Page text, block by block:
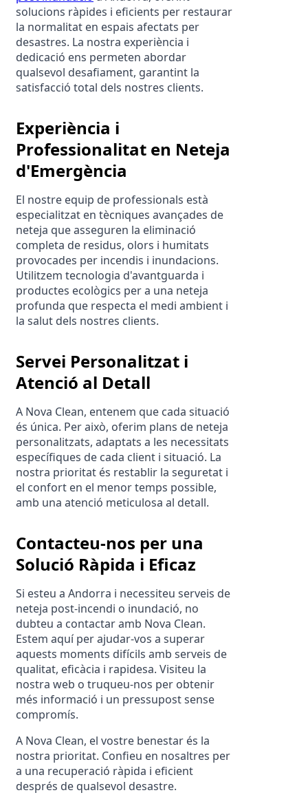
solucions ràpides i eficients per restaurar
la normalitat en espais afectats per
desastres. La nostra experiència i
dedicació ens permeten abordar
qualsevol desafiament, garantint la
satisfacció total dels nostres clients.
Experiència i
Professionalitat en Neteja
d'Emergència
El nostre equip de professionals està
especialitzat en tècniques avançades de
neteja que asseguren la eliminació
completa de residus, olors i humitats
provocades per incendis i inundacions.
Utilitzem tecnologia d'avantguarda i
productes ecològics per a una neteja
profunda que respecta el medi ambient i
la salut dels nostres clients.
Servei Personalitzat i
Atenció al Detall
A Nova Clean, entenem que cada situació
és única. Per això, oferim plans de neteja
personalitzats, adaptats a les necessitats
específiques de cada client i situació. La
nostra prioritat és restablir la seguretat i
el confort en el menor temps possible,
amb una atenció meticulosa al detall.
Contacteu-nos per una
Solució Ràpida i Eficaz
Si esteu a Andorra i necessiteu serveis de
neteja post-incendi o inundació, no
dubteu a contactar amb Nova Clean.
Estem aquí per ajudar-vos a superar
aquests moments difícils amb serveis de
qualitat, eficàcia i rapidesa. Visiteu la
nostra web o truqueu-nos per obtenir
més informació i un pressupost sense
compromís.
A Nova Clean, el vostre benestar és la
nostra prioritat. Confieu en nosaltres per
a una recuperació ràpida i eficient
després de qualsevol desastre.